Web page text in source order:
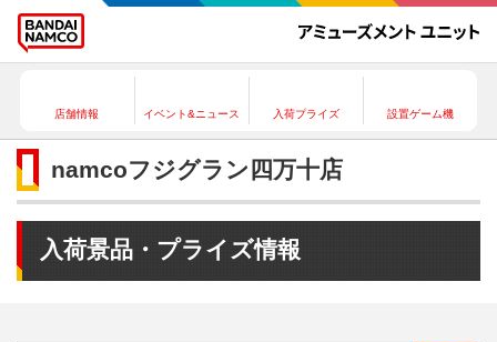
店舗情報 イベント&ニュース 入荷プライズ 設置ゲーム機
namcoフジグラン四万十店
入荷景品・プライズ情報